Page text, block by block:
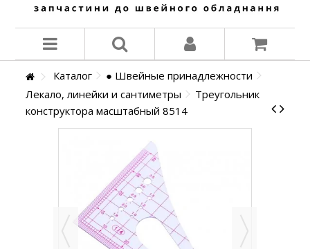
Каталог
● Швейные принадлежности
Лекало, линейки и сантиметры
Треугольник
конструктора масштабный 8514